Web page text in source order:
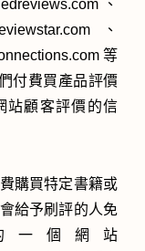
、
、
等
付費買產品評價
站顧客評價的信
購買特定書籍或
給予刷評的人免
一個網站